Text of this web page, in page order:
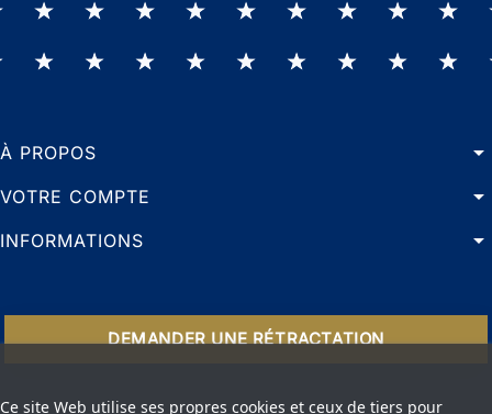
À PROPOS arrow_drop_down
VOTRE COMPTE arrow_drop_down
INFORMATIONS arrow_drop_down
Ce site Web utilise ses propres cookies et ceux de tiers pour
DEMANDER UNE RÉTRACTATION